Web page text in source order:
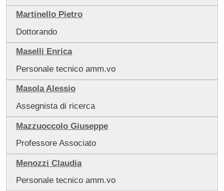
Martinello Pietro
Dottorando
Maselli Enrica
Personale tecnico amm.vo
Masola Alessio
Assegnista di ricerca
Mazzuoccolo Giuseppe
Professore Associato
Menozzi Claudia
Personale tecnico amm.vo